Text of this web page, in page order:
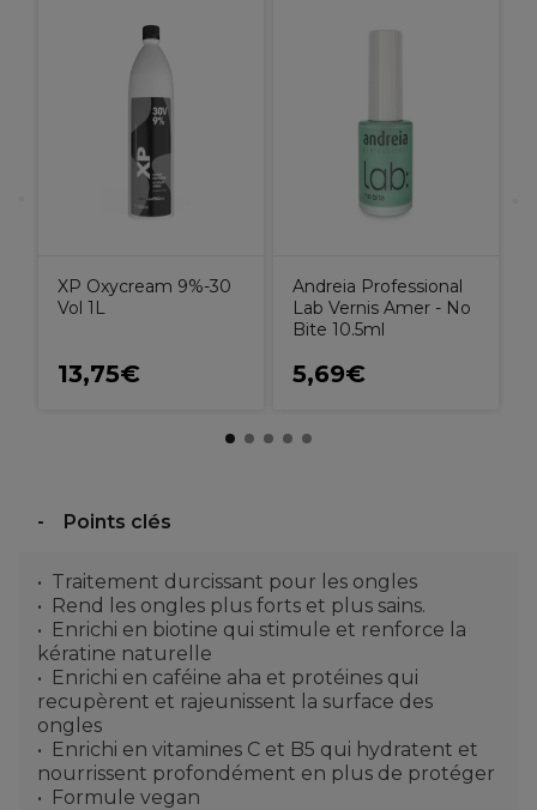
XP Oxycream 9%-30
Vol 1L
13,75€
Andreia Professional
Lab Vernis Amer - No
Bite 10.5ml
5,69€
Points clés
Traitement durcissant pour les ongles
Rend les ongles plus forts et plus sains.
Enrichi en biotine qui stimule et renforce la
kératine naturelle
Enrichi en caféine aha et protéines qui
recupèrent et rajeunissent la surface des
ongles
Enrichi en vitamines C et B5 qui hydratent et
nourrissent profondément en plus de protéger
Formule vegan